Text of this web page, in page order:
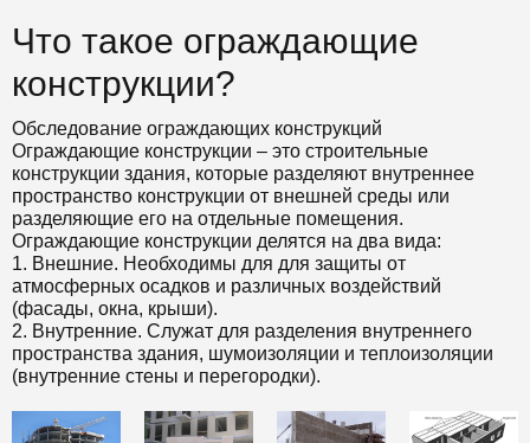
Что такое ограждающие
конструкции?
Обследование ограждающих конструкций
Ограждающие конструкции – это строительные
конструкции здания, которые разделяют внутреннее
пространство конструкции от внешней среды или
разделяющие его на отдельные помещения.
Ограждающие конструкции делятся на два вида:
1. Внешние. Необходимы для для защиты от
атмосферных осадков и различных воздействий
(фасады, окна, крыши).
2. Внутренние. Служат для разделения внутреннего
пространства здания, шумоизоляции и теплоизоляции
(внутренние стены и перегородки).